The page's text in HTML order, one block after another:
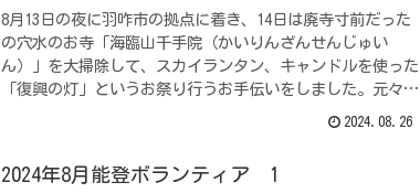
8月13日の夜に羽咋市の拠点に着き、14日は廃寺寸前だった
の穴水のお寺「海臨山千手院（かいりんざんせんじゅい
ん）」を大掃除して、スカイランタン、キャンドルを使った
「復興の灯」というお祭り行うお手伝いをしました。元々は
2024.08.26
2024年8月能登ボランティア 1